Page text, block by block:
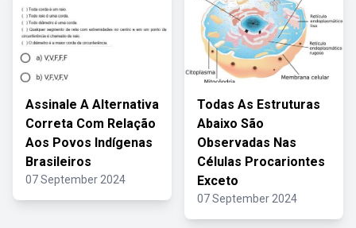
Assinale A Alternativa
Correta Com Relação
Aos Povos Indígenas
Brasileiros
07 September 2024
Todas As Estruturas
Abaixo São
Observadas Nas
Células Procariontes
Exceto
07 September 2024